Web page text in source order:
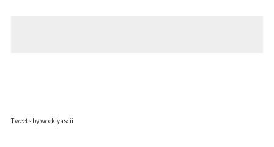
Tweets by weeklyascii